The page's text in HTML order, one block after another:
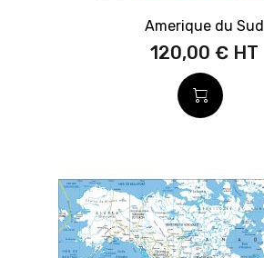
Amerique du Sud
120,00 €